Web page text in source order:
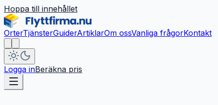
Hoppa till innehållet
OrterTjänsterGuiderArtiklarOm ossVanliga frågorKontakt
Logga inBeräkna pris